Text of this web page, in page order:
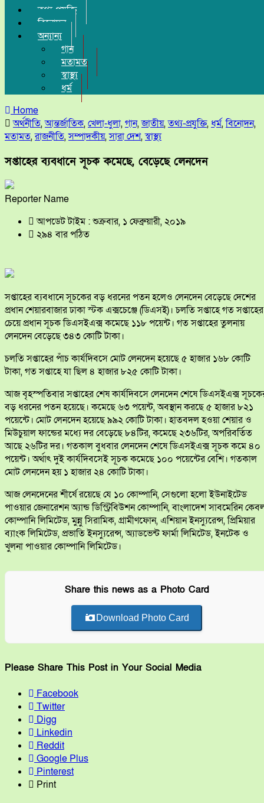
তথ্য-প্রযুক্তি
বিনোদন
অন্যান্য
গান
মতামত
স্বাস্থ্য
ধর্ম
Home
অর্থনীতি,আন্তর্জাতিক,খেলা-ধুলা,গান,জাতীয়,তথ্য-প্রযুক্তি, ধর্ম,বিনোদন,
মতামত,রাজনীতি,সম্পাদকীয়,সারা দেশ,স্বাস্থ্য
সপ্তাহের ব্যবধানে সূচক কমেছে, বেড়েছে লেনদেন
Reporter Name
আপডেট টাইম : শুক্রবার, ১ ফেব্রুয়ারী, ২০১৯
২৯৪ বার পঠিত
সপ্তাহের ব্যবধানে সূচকের বড় ধরনের পতন হলেও লেনদেন বেড়েছে দেশের
প্রধান শেয়ারবাজার ঢাকা স্টক এক্সচেঞ্জে (ডিএসই)। চলতি সপ্তাহে গত সপ্তাহের
চেয়ে প্রধান সূচক ডিএসইএক্স কমেছে ১১৮ পয়েন্ট। গত সপ্তাহের তুলনায়
লেনদেন বেড়েছে ৩৪৩ কোটি টাকা।
চলতি সপ্তাহের পাঁচ কার্যদিবসে মোট লেনদেন হয়েছে ৫ হাজার ১৬৮ কোটি
টাকা, গত সপ্তাহে যা ছিল ৪ হাজার ৮২৫ কোটি টাকা।
আজ বৃহস্পতিবার সপ্তাহের শেষ কার্যদিবসে লেনদেন শেষে ডিএসইএক্স
বড় ধরনের পতন হয়েছে। কমেছে ৬৩ পয়েন্ট, অবস্থান করছে ৫ হাজার ৮২১
পয়েন্টে। মোট লেনদেন হয়েছে ৯৯২ কোটি টাকা। হাতবদল হওয়া শেয়ার ও
মিউচুয়াল ফান্ডের মধ্যে দর বেড়েছে ৮৪টির, কমেছে ২৩৬টির, অপরিবর্তিত
আছে ২৬টির দর। গতকাল বুধবার লেনদেন শেষে ডিএসইএক্স সূচক কমে ৪০
পয়েন্ট। অর্থাৎ দুই কার্যদিবসেই সূচক কমেছে ১০০ পয়েন্টের বেশি। গতকাল
মোট লেনদেন হয় ১ হাজার ২৪ কোটি টাকা।
আজ লেনদেনের শীর্ষে রয়েছে যে ১০ কোম্পানি, সেগুলো হলো ইউনাইটেড
পাওয়ার জেনারেশন অ্যান্ড ডিস্ট্রিবিউশন কোম্পানি, বাংলাদেশ সাবমেরিন
কোম্পানি লিমিটেড, মুন্নু সিরামিক, গ্রামীণফোন, এশিয়ান ইনস্যুরেন্স, প্রিমিয়ার
ব্যাংক লিমিটেড, প্রভাতি ইনস্যুরেন্স, অ্যাডভেন্ট ফার্মা লিমিটেড, ইনটেক ও
খুলনা পাওয়ার কোম্পানি লিমিটেড।
Share this news as a Photo Card
Download Photo Card
Please Share This Post in Your Social Media
Facebook
Twitter
Digg
Linkedin
Reddit
Google Plus
Pinterest
Print